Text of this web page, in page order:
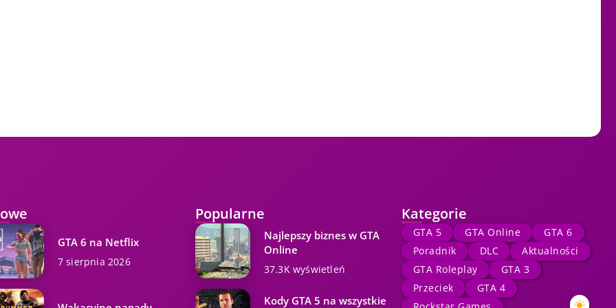
GTA 6 na Netflix
7 sierpnia 2026
Popularne
Najlepszy biznes w GTA
Online
37.3K wyświetleń
Kody GTA 5 na wszystkie
Kategorie
GTA 5 GTA Online
GTA 6
Poradnik
DLC
Aktualności
GTA Roleplay
GTA 3
Przeciek
GTA 4